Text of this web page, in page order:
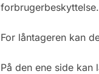
forbrugerbeskyttelse.
For låntageren kan
På den ene side